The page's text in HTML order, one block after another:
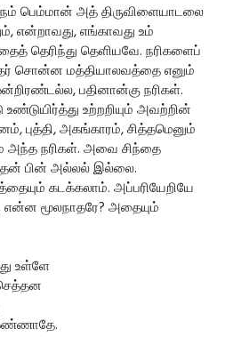
பெம்மான் அத் திருவிளையாடலை
என்றாவது, எங்காவது உம்
தெரிந்து தெளியவே. நரிகளைப்
சொன்ன மத்தியாலவத்தை எனும்
பதினான்கு நரிகள்.
உற்றறியும் அவற்றின்
புத்தி, அகங்காரம், சித்தமெனும்
நரிகள். அவை சிந்தை
அதன் பின் அல்லல் இல்லை.
கடக்கலாம். அப்பரியேறியே
மூலநாதரே? அதையும்
உள்ளே